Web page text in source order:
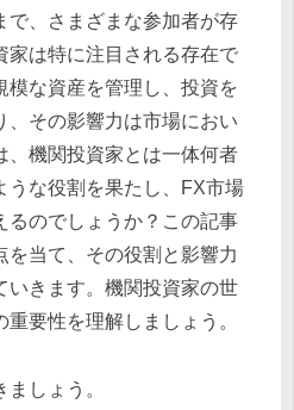
で、さまざまな参加者が存
家は特に注目される存在で
模な資産を管理し、投資を
、その影響力は市場におい
、機関投資家とは一体何者
うな役割を果たし、FX市場
るのでしょうか？この記事
を当て、その役割と影響力
いきます。機関投資家の世
要性を理解しましょう。
しょう。